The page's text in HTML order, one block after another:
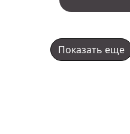
Показать еще